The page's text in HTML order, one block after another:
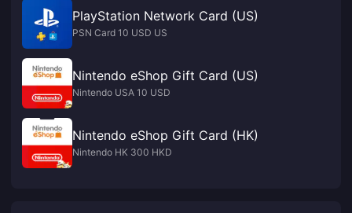
PlayStation Network Card (US)
PSN Card 10 USD US
Nintendo eShop Gift Card (US)
Nintendo USA 10 USD
Nintendo eShop Gift Card (HK)
Nintendo HK 300 HKD